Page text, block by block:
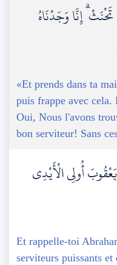
إِنَّا وَجَدْنَاهُ
«Et prends dans ta
puis frappe avec cela.
Oui, Nous l'avons
bon serviteur! Sans
أُولِي الْأَيْدِي
Et rappelle-toi
serviteurs puissants